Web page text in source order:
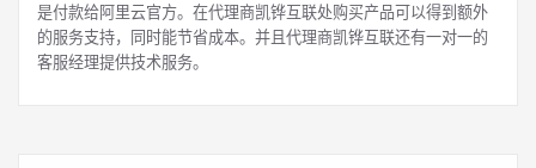
是付款给阿里云官方。在代理商凯铧互联处购买产品可以得到额外
的服务支持，同时能节省成本。并且代理商凯铧互联还有一对一的
客服经理提供技术服务。